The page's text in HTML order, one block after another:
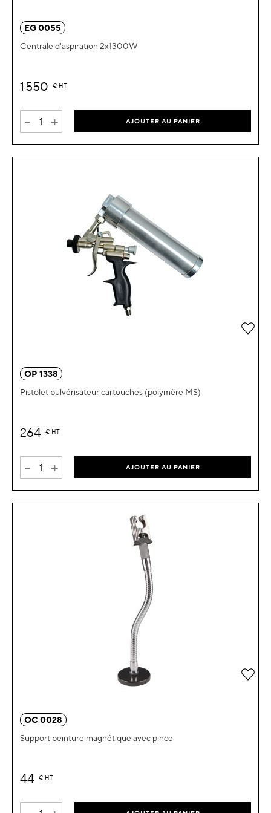
EG 0055
Centrale d'aspiration 2x1300W
1 550 € HT
- + AJOUTER AU PANIER
OP 1338
Pistolet pulvérisateur cartouches (polymère MS)
264 € HT
- + AJOUTER AU PANIER
OC 0028
Support peinture magnétique avec pince
44 € HT